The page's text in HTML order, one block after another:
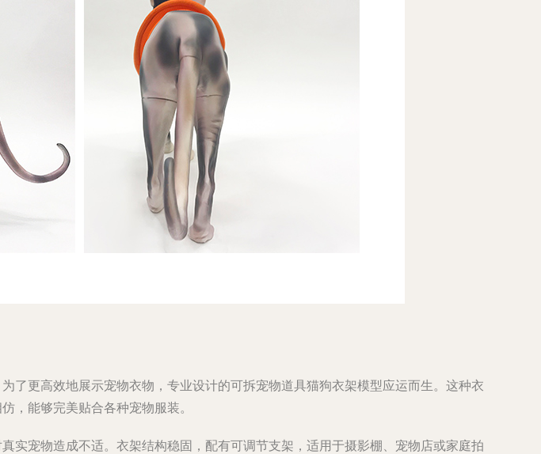
了更高效地展示宠物衣物，专业设计的可拆宠物道具猫狗衣架模型应运而生。这种衣
，能够完美贴合各种宠物服装。
实宠物造成不适。衣架结构稳固，配有可调节支架，适用于摄影棚、宠物店或家庭拍